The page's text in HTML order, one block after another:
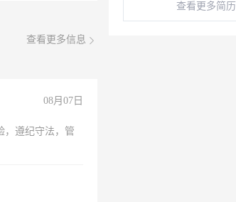
查看更多信息
08月07日
，遵纪守法，管
查看更多简历